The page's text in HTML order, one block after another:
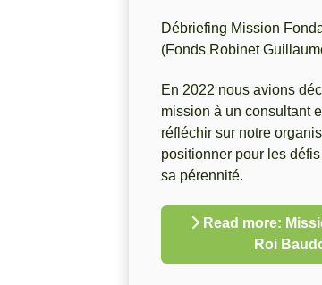
Débriefing Mission
(Fonds Robinet
En 2022 nous avions
mission à un consultant
réfléchir sur notre
positionner pour les
sa pérennité.
Read more:
Roi